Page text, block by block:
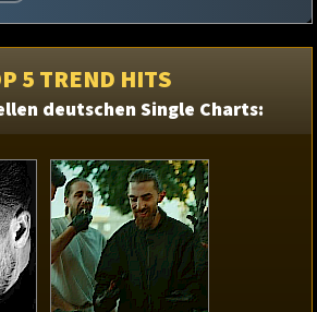
5 TREND HITS
deutschen Single Charts: